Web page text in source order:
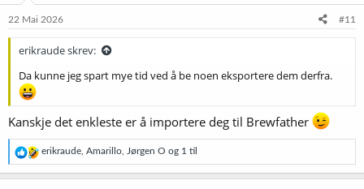
22 Mai 2026 #11
erikraude skrev:
Da kunne jeg spart mye tid ved å be noen eksportere dem derfra.
Kanskje det enkleste er å importere deg til Brewfather
R
e
a
erikraude Amarillo Jørgen O og 1 til